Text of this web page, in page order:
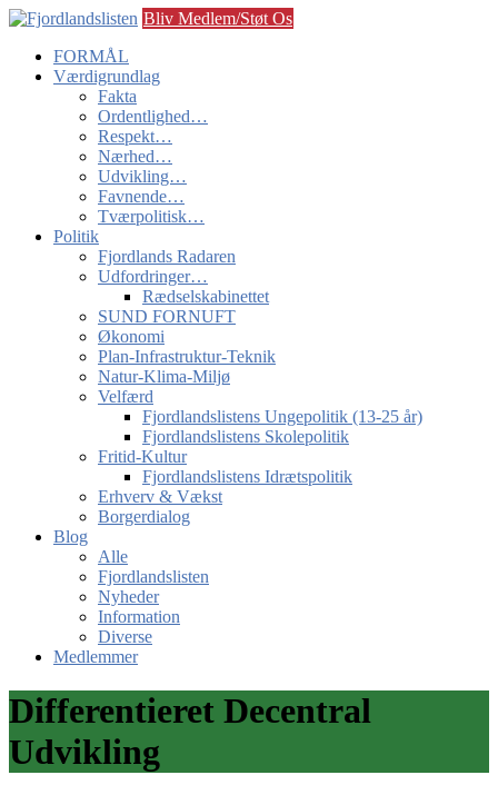
Bliv Medlem/Støt Os
FORMÅL
Værdigrundlag
Fakta
Ordentlighed…
Respekt…
Nærhed…
Udvikling…
Favnende…
Tværpolitisk…
Politik
Fjordlands Radaren
Udfordringer…
Rædselskabinettet
SUND FORNUFT
Økonomi
Plan-Infrastruktur-Teknik
Natur-Klima-Miljø
Velfærd
Fjordlandslistens Ungepolitik (13-25 år)
Fjordlandslistens Skolepolitik
Fritid-Kultur
Fjordlandslistens Idrætspolitik
Erhverv & Vækst
Borgerdialog
Blog
Alle
Fjordlandslisten
Nyheder
Information
Diverse
Medlemmer
Differentieret Decentral
Udvikling